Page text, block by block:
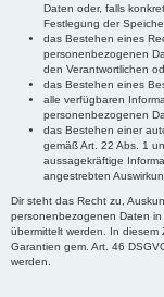
Daten oder, falls
Festlegung der
das Bestehen eines
personenbezogenen
den Verantwortlichen
das Bestehen eines
alle verfügbaren
personenbezogenen
das Bestehen einer
gemäß Art. 22 Abs. 1
aussagekräftige
angestrebten
Dir steht das Recht zu,
personenbezogenen Daten
übermittelt werden. In
Garantien gem. Art. 46
werden.